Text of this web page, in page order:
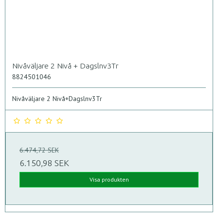
Nivåväljare 2 Nivå + Dagslnv3Tr
8824501046
Nivåväljare 2 Nivå+Dagslnv3Tr
6.474,72 SEK
6.150,98 SEK
Visa produkten